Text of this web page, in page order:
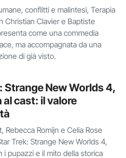
conflitti e malintesi, Terapia
Christian Clavier e Baptiste
come una commedia
ma accompagnata da una
di già visto.
Strange New Worlds 4,
cast: il valore
Rebecca Romijn e Celia Rose
Trek: Strange New Worlds 4,
i pupazzi e il mito della storica